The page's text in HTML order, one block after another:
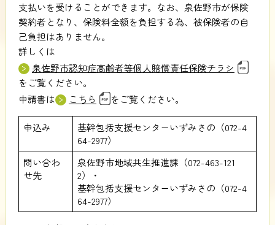
支払いを受けることができます。なお、泉佐野市が保険
契約者となり、保険料全額を負担する為、被保険者の自
己負担はありません。
詳しくは
泉佐野市認知症高齢者等個人賠償責任保険チラシ
をご覧ください。
申請書は
こちら をご覧ください。
申込み
基幹包括支援センターいずみさの（072-4
64-2977）
問い合わ
せ先
泉佐野市地域共生推進課（072-463-121
2）・
基幹包括支援センターいずみさの（072-4
64-2977）